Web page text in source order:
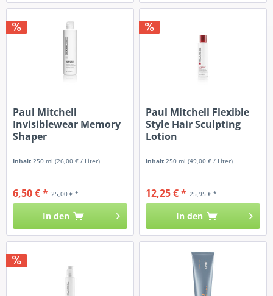
Paul Mitchell
Invisiblewear Memory
Shaper
Inhalt250 ml(26,00 € / Liter)
25,00 € *
6,50 € *
In den
Paul Mitchell Flexible
Style Hair Sculpting
Lotion
Inhalt250 ml(49,00 € / Liter)
25,95 € *
12,25 € *
In den